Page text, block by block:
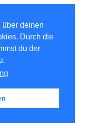
über deinen
Durch die
du der